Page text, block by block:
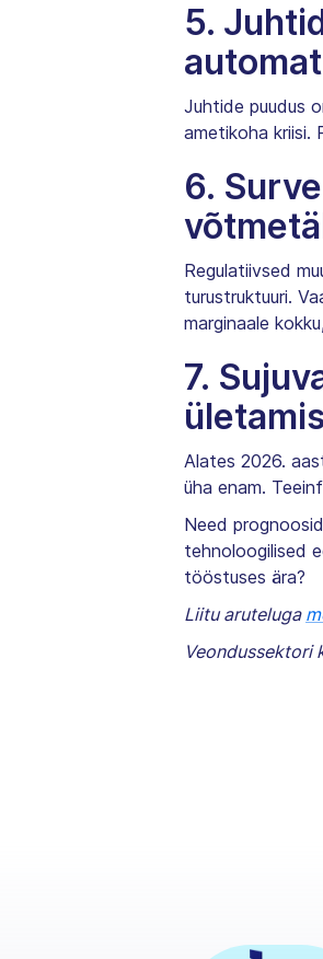
5.
Juhtide puudus
ametikoha kriisi.
6.
Regulatiivsed
turustruktuuri.
marginaale
7.
Alates 2026.
üha enam.
Need
tehnoloogilised
tööstuses ära?
Liitu aruteluga
Veondussektori